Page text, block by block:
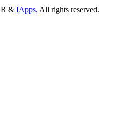
& IApps. All rights reserved.